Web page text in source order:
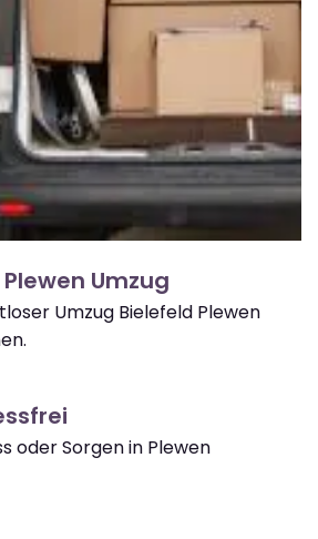
Umzug
Umzug Bielefeld Plewen
oder Sorgen in Plewen